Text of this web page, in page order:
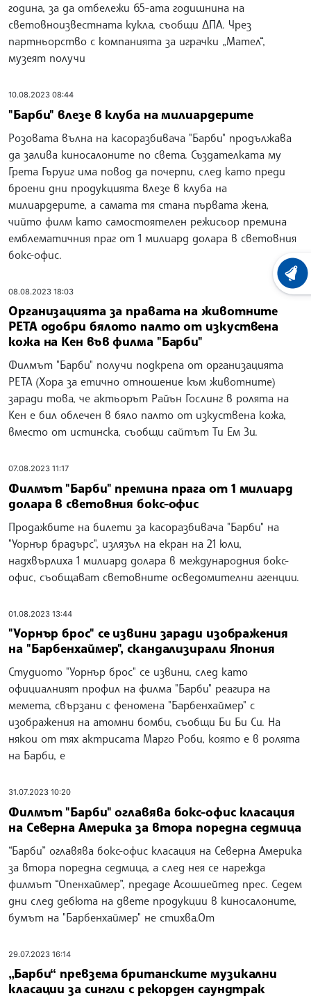
година, за да отбележи 65-ата годишнина на
световноизвестната кукла, съобщи ДПА. Чрез
партньорство с компанията за играчки „Мател“,
музеят получи
10.08.2023 08:44
"Барби" влезе в клуба на милиардерите
Розовата вълна на касоразбивача "Барби" продължава
да залива киносалоните по света. Създателката му
Грета Гъруиг има повод да почерпи, след като преди
броени дни продукцията влезе в клуба на
милиардерите, а самата тя стана първата жена,
чийто филм като самостоятелен режисьор премина
емблематичния праг от 1 милиард долара в световния
бокс-офис.
08.08.2023 18:03
Организацията за правата на животните
PETA одобри бялото палто от изкуствена
кожа на Кен във филма "Барби"
Филмът "Барби" получи подкрепа от организацията
PETA (Хора за етично отношение към животните)
заради това, че актьорът Райън Гослинг в ролята на
Кен е бил облечен в бяло палто от изкуствена кожа,
вместо от истинска, съобщи сайтът Ти Ем Зи.
07.08.2023 11:17
Филмът "Барби" премина прага от 1 милиард
долара в световния бокс-офис
Продажбите на билети за касоразбивача "Барби" на
"Уорнър брадърс", излязъл на екран на 21 юли,
надхвърлиха 1 милиард долара в международния бокс-
офис, съобщават световните осведомителни агенции.
01.08.2023 13:44
"Уорнър брос" се извини заради изображения
на "Барбенхаймер", скандализирали Япония
Студиото "Уорнър брос" се извини, след като
официалният профил на филма "Барби" реагира на
мемета, свързани с феномена "Барбенхаймер" с
изображения на атомни бомби, съобщи Би Би Си. На
някои от тях актрисата Марго Роби, която е в ролята
на Барби, е
31.07.2023 10:20
Филмът "Барби" оглавява бокс-офис класация
на Северна Америка за втора поредна седмица
“Барби” оглавява бокс-офис класация на Северна Америка
за втора поредна седмица, а след нея се нарежда
филмът “Опенхаймер”, предаде Асошиейтед прес. Седем
дни след дебюта на двете продукции в киносалоните,
бумът на "Барбенхаймер" не стихва.От
29.07.2023 16:14
„Барби“ превзема британските музикални
класации за сингли с рекорден саундтрак